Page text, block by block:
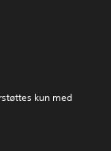
kun med